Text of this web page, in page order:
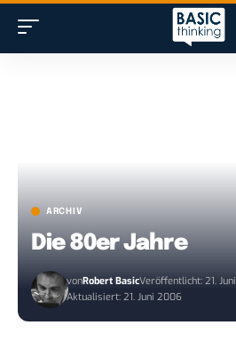
ARCHIV
Die 80er Jahre
vonRobert BasicVeröffentlicht: 21.
Aktualisiert: 21. Juni 2006